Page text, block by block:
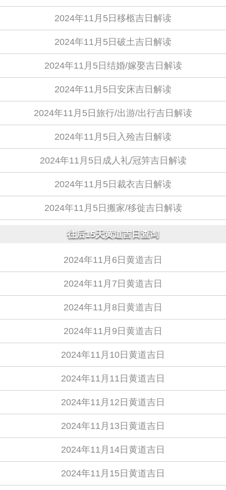
2024年11月5日移柩吉日解读
2024年11月5日破土吉日解读
2024年11月5日结婚/嫁娶吉日解读
2024年11月5日安床吉日解读
2024年11月5日旅行/出游/出行吉日解读
2024年11月5日入殓吉日解读
2024年11月5日成人礼/冠笄吉日解读
2024年11月5日裁衣吉日解读
2024年11月5日搬家/移徙吉日解读
往后15天黄道吉日查询
2024年11月6日黄道吉日
2024年11月7日黄道吉日
2024年11月8日黄道吉日
2024年11月9日黄道吉日
2024年11月10日黄道吉日
2024年11月11日黄道吉日
2024年11月12日黄道吉日
2024年11月13日黄道吉日
2024年11月14日黄道吉日
2024年11月15日黄道吉日